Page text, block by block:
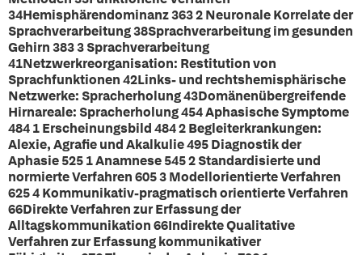
34Hemisphärendominanz 363 2 Neuronale Korrelate der
Sprachverarbeitung 38Sprachverarbeitung im gesunden
Gehirn 383 3 Sprachverarbeitung
41Netzwerkreorganisation: Restitution von
Sprachfunktionen 42Links- und rechtshemisphärische
Netzwerke: Spracherholung 43Domänenübergreifende
Hirnareale: Spracherholung 454 Aphasische Symptome
484 1 Erscheinungsbild 484 2 Begleiterkrankungen:
Alexie, Agrafie und Akalkulie 495 Diagnostik der
Aphasie 525 1 Anamnese 545 2 Standardisierte und
normierte Verfahren 605 3 Modellorientierte Verfahren
625 4 Kommunikativ-pragmatisch orientierte Verfahren
66Direkte Verfahren zur Erfassung der
Alltagskommunikation 66Indirekte Qualitative
Verfahren zur Erfassung kommunikativer